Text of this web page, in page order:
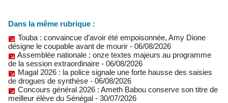
Dans la même rubrique :
Touba : convaincue d’avoir été empoisonnée, Amy Dione
désigne le coupable avant de mourir - 06/08/2026
Assemblée nationale : onze textes majeurs au programme
de la session extraordinaire - 06/08/2026
Magal 2026 : la police signale une forte hausse des saisies
de drogues de synthèse - 06/08/2026
Concours général 2026 : Ameth Babou conserve son titre de
meilleur élève du Sénégal - 30/07/2026